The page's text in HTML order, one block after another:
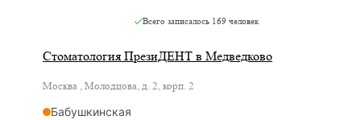
Всего записалось 169 человек
Стоматология ПрезиДЕНТ в Медведково
Москва , Молодцова, д. 2, корп. 2
Бабушкинская